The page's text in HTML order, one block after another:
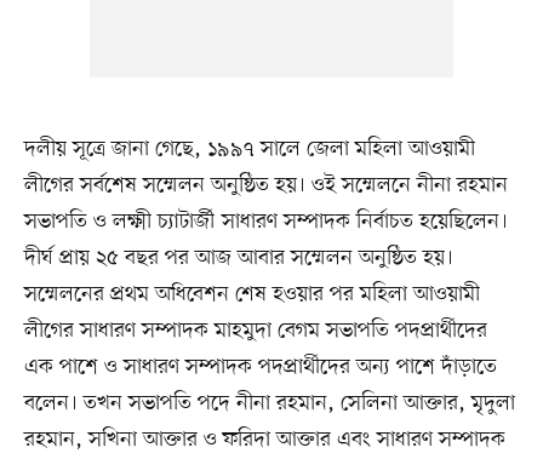
দলীয় সূত্রে জানা গেছে, ১৯৯৭ সালে জেলা মহিলা আওয়ামী
লীগের সর্বশেষ সম্মেলন অনুষ্ঠিত হয়। ওই সম্মেলনে নীনা রহমান
সভাপতি ও লক্ষ্মী চ্যাটার্জী সাধারণ সম্পাদক নির্বাচত হয়েছিলেন।
দীর্ঘ প্রায় ২৫ বছর পর আজ আবার সম্মেলন অনুষ্ঠিত হয়।
সম্মেলনের প্রথম অধিবেশন শেষ হওয়ার পর মহিলা আওয়ামী
লীগের সাধারণ সম্পাদক মাহমুদা বেগম সভাপতি পদপ্রার্থীদের
এক পাশে ও সাধারণ সম্পাদক পদপ্রার্থীদের অন্য পাশে দাঁড়াতে
বলেন। তখন সভাপতি পদে নীনা রহমান, সেলিনা আক্তার, মৃদুলা
রহমান, সখিনা আক্তার ও ফরিদা আক্তার এবং সাধারণ সম্পাদক